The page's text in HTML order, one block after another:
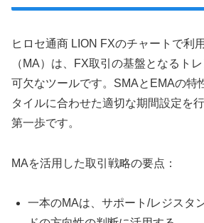
ヒロセ通商 LION FXのチャートで利
（MA）は、FX取引の基盤となるト
可欠なツールです。SMAとEMAの特
タイルに合わせた適切な期間設定を
第一歩です。
MAを活用した取引戦略の要点：
一本のMAは、サポート/レジスタ